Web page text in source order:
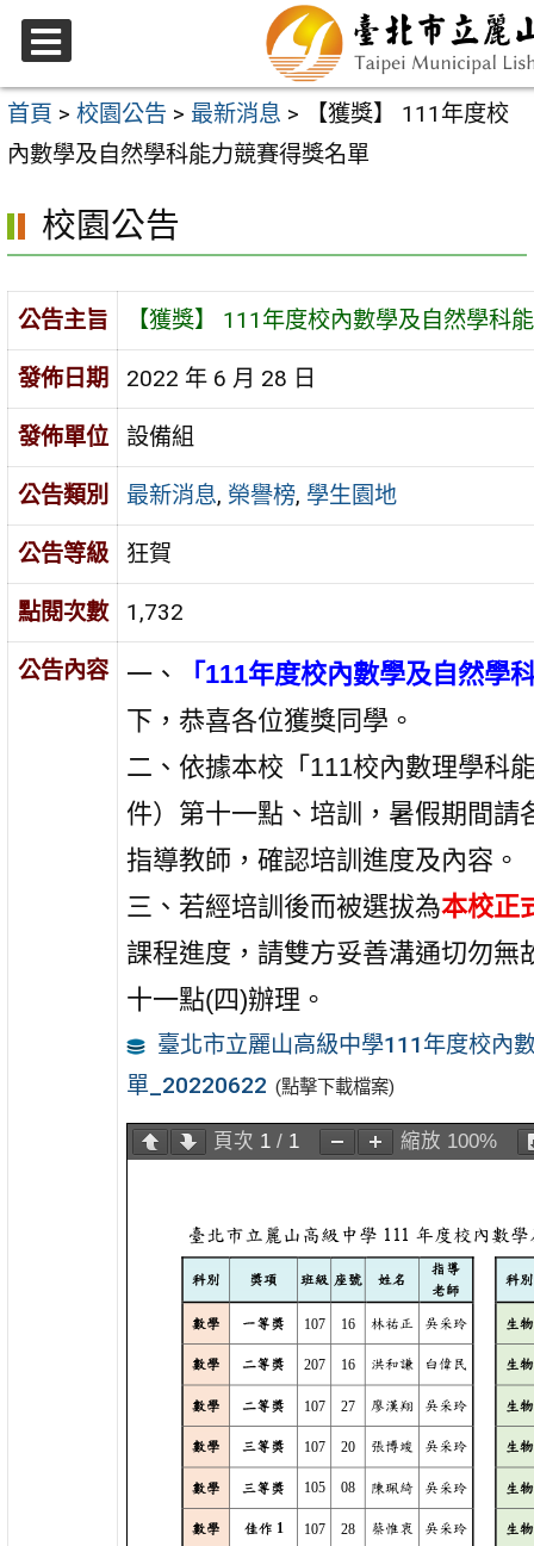
主
要
容
區
選
單
首頁 > 校園公告 > 最新消息 >
【獲獎】 111年度校
內數學及自然學科能力競賽得獎名單
校園公告
公告主旨 【獲獎】 111年度校內數學及自然學科
發佈日期 2022 年 6 月 28 日
發佈單位 設備組
公告類別 最新消息, 榮譽榜, 學生園地
公告等級 狂賀
點閱次數 1,732
公告內容 一、 「 111年度校內數學及自然學
下，恭喜各位獲獎同學。
二、依據本校「111校內數理學科
件）第十一點、培訓，暑假期間請
指導教師，確認培訓進度及內容。
三、若經培訓後而被選拔為本校正
課程進度，請雙方妥善溝通切勿無
十一點(四)辦理。
臺北市立麗山高級中學111年度校內
單_20220622 (點擊下載檔案)
頁次 1 / 1 縮放 100%